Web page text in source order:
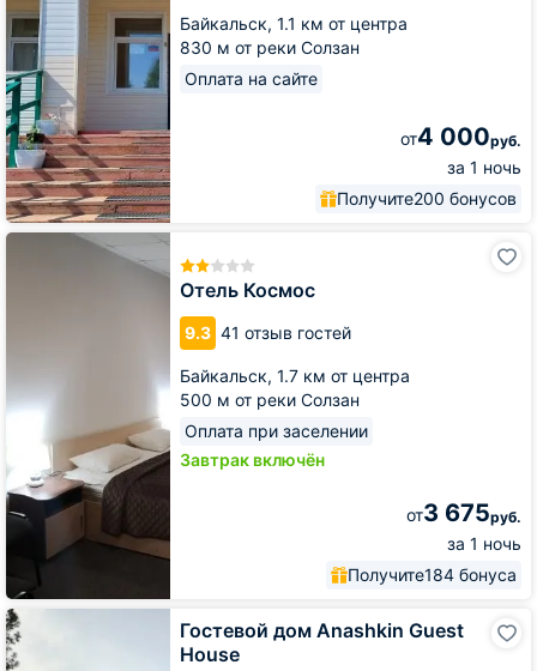
Байкальск, 1.1 км от центра
830 м от реки Солзан
Оплата на сайте
от4 000руб.
за 1 ночь
Получите200 бонусов
Отель Космос
9.3 41 отзыв гостей
Байкальск, 1.7 км от центра
500 м от реки Солзан
Оплата при заселении
Завтрак включён
от3 675руб.
за 1 ночь
Получите184 бонуса
Отель
Гостевой дом Anashkin Guest
House
Гостевой
дом
Anashkin